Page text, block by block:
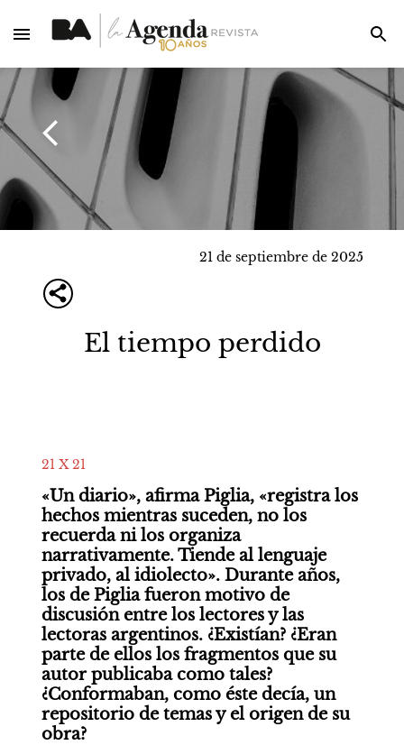
21 de septiembre de 2025
El tiempo perdido
21 X 21
«Un diario», afirma Piglia, «registra los
hechos mientras suceden, no los
recuerda ni los organiza
narrativamente. Tiende al lenguaje
privado, al idiolecto». Durante años,
los de Piglia fueron motivo de
discusión entre los lectores y las
lectoras argentinos. ¿Existían? ¿Eran
parte de ellos los fragmentos que su
autor publicaba como tales?
¿Conformaban, como éste decía, un
repositorio de temas y el origen de su
obra?